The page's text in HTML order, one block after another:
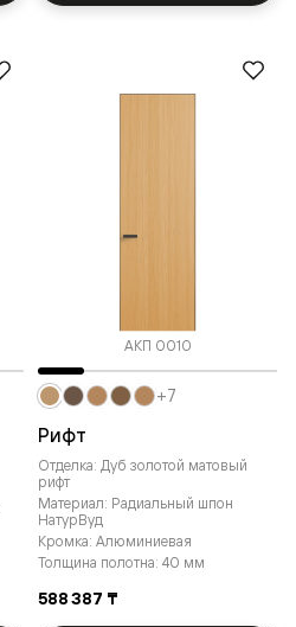
АКП 0010
Рифт
Отделка: Дуб золотой матовый
рифт
Материал: Радиальный шпон
НатурВуд
Кромка: Алюминиевая
Толщина полотна: 40 мм
588 387 ₸
+7